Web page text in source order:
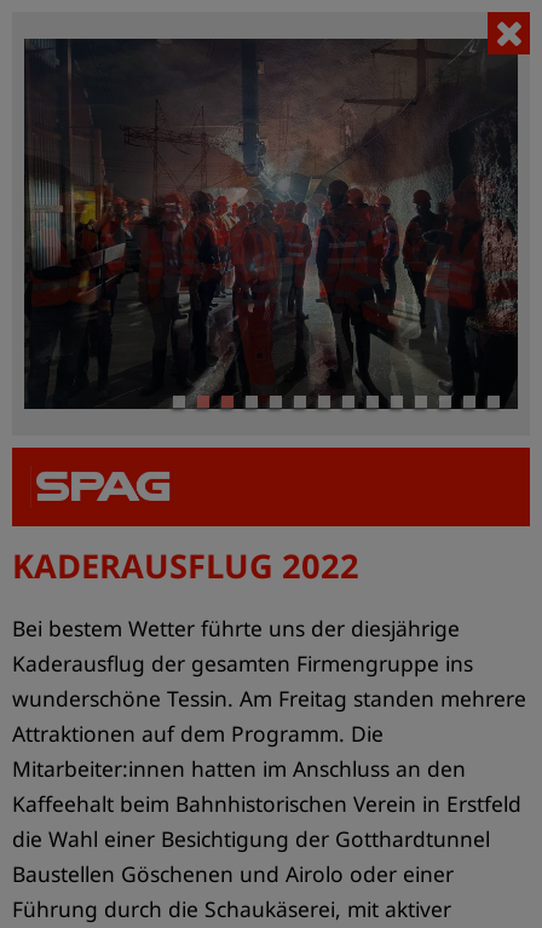
KADERAUSFLUG 2022
Bei bestem Wetter führte uns der diesjährige
Kaderausflug der gesamten Firmengruppe ins
wunderschöne Tessin. Am Freitag standen mehrere
Attraktionen auf dem Programm. Die
Mitarbeiter:innen hatten im Anschluss an den
Kaffeehalt beim Bahnhistorischen Verein in Erstfeld
die Wahl einer Besichtigung der Gotthardtunnel
Baustellen Göschenen und Airolo oder einer
Führung durch die Schaukäserei, mit aktiver
AKTUELL
Filter einblenden
SICHERHEITSPARCOURS